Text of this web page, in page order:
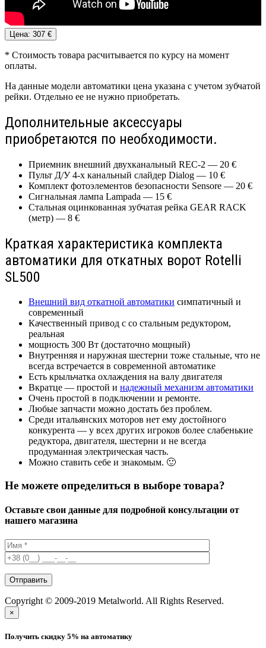
Цена: 307 €
* Стоимость товара расчитывается по курсу на момент
оплаты.
На данные модели автоматики цена указана с учетом зубчатой
рейки. Отдельно ее не нужно приобретать.
Дополнительные аксессуары
приобретаются по необходимости.
Приемник внешний двухканальный REC-2 — 20 €
Пульт Д/У 4-х канальный слайдер Dialog — 10 €
Комплект фотоэлементов безопасности Sensore — 20 €
Сигнальная лампа Lampada — 15 €
Стальная оцинкованная зубчатая рейка GEAR RACK
(метр) — 8 €
Краткая характеристика комплекта
автоматики для откатных ворот Rotelli
SL500
Внешний вид откатной автоматики симпатичный и
современный
Качественный привод с со стальным редуктором,
реальная
мощность 300 Вт (достаточно мощный)
Внутренняя и наружная шестерни тоже стальные, что не
всегда встречается в современной автоматике
Есть крыльчатка охлаждения на валу двигателя
Вкратце — простой и надежный механизм автоматики
Очень простой в подключении и ремонте.
Любые запчасти можно достать без проблем.
Среди итальянских моторов нет ему достойного
конкурента — у всех других игроков более слабенькие
редуктора, двигателя, шестерни и не всегда
продуманная электрическая часть.
Можно ставить себе и знакомым. 🙂
Не можете определиться в выборе товара?
Оставьте свои данные для подробной консультации от
нашего магазина
Copyright © 2009-2019 Metalworld. All Rights Reserved.
×
Получить скидку 5% на автоматику